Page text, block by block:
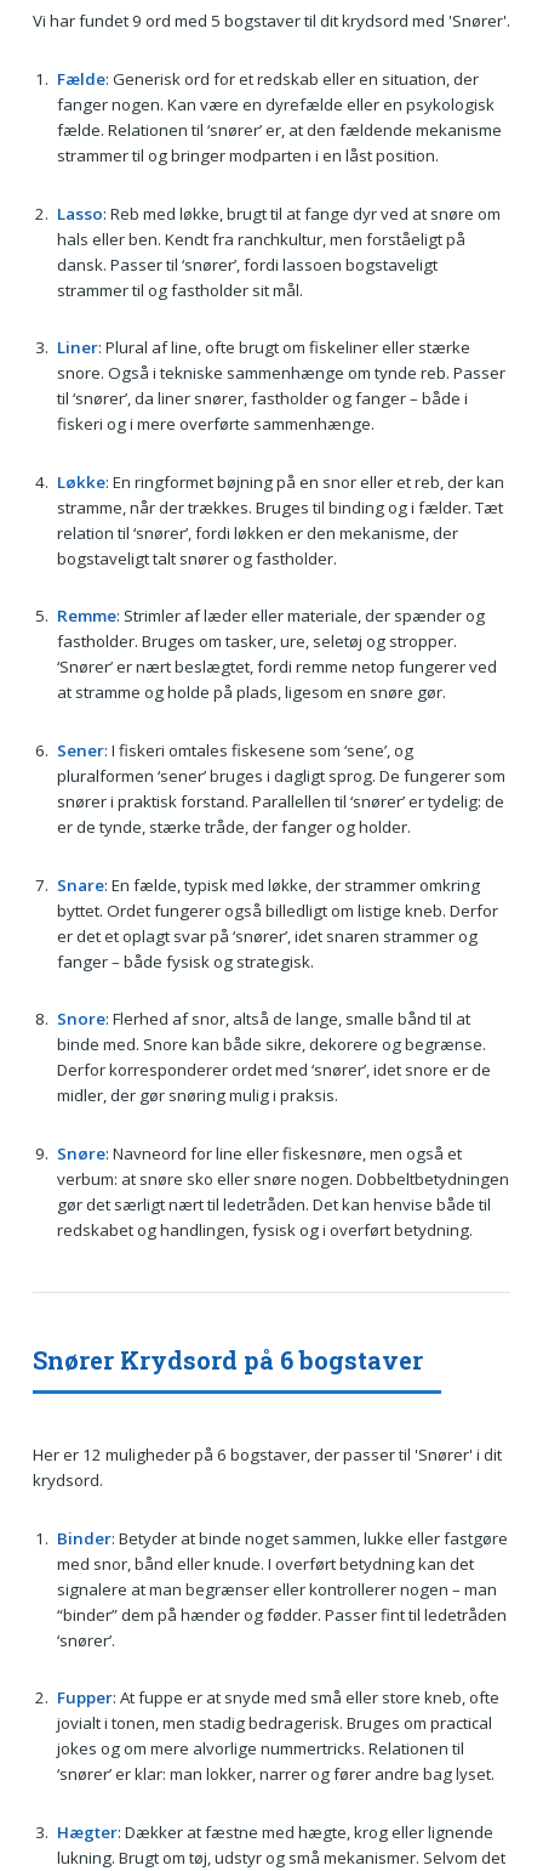
Vi har fundet 9 ord med 5 bogstaver til dit krydsord med 'Snører'.
Fælde: Generisk ord for et redskab eller en situation, der
fanger nogen. Kan være en dyrefælde eller en psykologisk
fælde. Relationen til ‘snører’ er, at den fældende mekanisme
strammer til og bringer modparten i en låst position.
Lasso: Reb med løkke, brugt til at fange dyr ved at snøre om
hals eller ben. Kendt fra ranchkultur, men forståeligt på
dansk. Passer til ‘snører’, fordi lassoen bogstaveligt
strammer til og fastholder sit mål.
Liner: Plural af line, ofte brugt om fiskeliner eller stærke
snore. Også i tekniske sammenhænge om tynde reb. Passer
til ‘snører’, da liner snører, fastholder og fanger – både i
fiskeri og i mere overførte sammenhænge.
Løkke: En ringformet bøjning på en snor eller et reb, der kan
stramme, når der trækkes. Bruges til binding og i fælder. Tæt
relation til ‘snører’, fordi løkken er den mekanisme, der
bogstaveligt talt snører og fastholder.
Remme: Strimler af læder eller materiale, der spænder og
fastholder. Bruges om tasker, ure, seletøj og stropper.
‘Snører’ er nært beslægtet, fordi remme netop fungerer ved
at stramme og holde på plads, ligesom en snøre gør.
Sener: I fiskeri omtales fiskesene som ‘sene’, og
pluralformen ‘sener’ bruges i dagligt sprog. De fungerer som
snører i praktisk forstand. Parallellen til ‘snører’ er tydelig: de
er de tynde, stærke tråde, der fanger og holder.
Snare: En fælde, typisk med løkke, der strammer omkring
byttet. Ordet fungerer også billedligt om listige kneb. Derfor
er det et oplagt svar på ‘snører’, idet snaren strammer og
fanger – både fysisk og strategisk.
Snore: Flerhed af snor, altså de lange, smalle bånd til at
binde med. Snore kan både sikre, dekorere og begrænse.
Derfor korresponderer ordet med ‘snører’, idet snore er de
midler, der gør snøring mulig i praksis.
Snøre: Navneord for line eller fiskesnøre, men også et
verbum: at snøre sko eller snøre nogen. Dobbeltbetydningen
gør det særligt nært til ledetråden. Det kan henvise både til
redskabet og handlingen, fysisk og i overført betydning.
Snører Krydsord på 6 bogstaver
Her er 12 muligheder på 6 bogstaver, der passer til 'Snører' i dit
krydsord.
Binder: Betyder at binde noget sammen, lukke eller fastgøre
med snor, bånd eller knude. I overført betydning kan det
signalere at man begrænser eller kontrollerer nogen – man
“binder” dem på hænder og fødder. Passer fint til ledetråden
‘snører’.
Fupper: At fuppe er at snyde med små eller store kneb, ofte
jovialt i tonen, men stadig bedragerisk. Bruges om practical
jokes og om mere alvorlige nummertricks. Relationen til
‘snører’ er klar: man lokker, narrer og fører andre bag lyset.
Hægter: Dækker at fæstne med hægte, krog eller lignende
lukning. Brugt om tøj, udstyr og små mekanismer. Selvom det